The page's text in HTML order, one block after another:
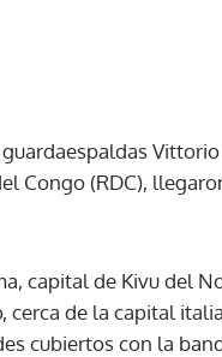
Vittorio
Congo (RDC),
capital de Kivu del
cerca de la capital
cubiertos con la